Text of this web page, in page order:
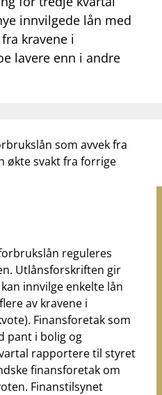
innvilgede lån med
kravene i
lavere enn i andre
som avvek fra
økte svakt fra forrige
reguleres
Utlånsforskriften gir
innvilge enkelte lån
av kravene i
Finansforetak som
pant i bolig og
rapportere til styret
finansforetak om
Finanstilsynet